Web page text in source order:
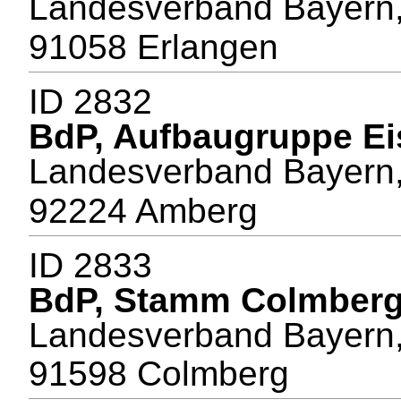
Landesverband
91058 Erlangen
ID 2832
BdP, Aufbaugruppe
Landesverband
92224 Amberg
ID 2833
BdP, Stamm
Landesverband
91598 Colmberg